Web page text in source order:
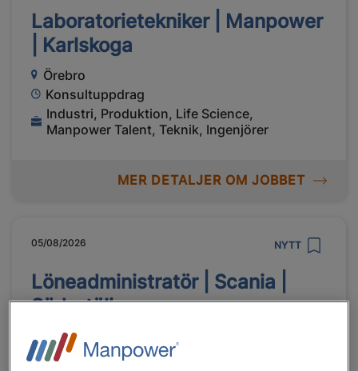
Laboratorietekniker | Manpower
| Karlskoga
Örebro
Konsultuppdrag
Industri, Produktion, Life Science,
Manpower Talent, Teknik, Ingenjörer
MER DETALJER OM JOBBET
05/08/2026 NYTT
Löneadministratör | Scania |
Södertälje
Södertälje
Konsultuppdrag